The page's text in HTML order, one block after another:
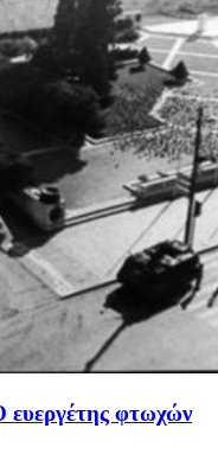
ευεργέτης φτωχών